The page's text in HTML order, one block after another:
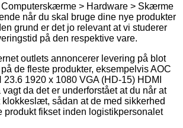
Computerskærme > Hardware > Skærme
når du skal bruge dine nye produkter
grund er det jo relevant at vi studerer
på den respektive vare.
outlets annoncerer levering på blot
de fleste produkter, eksempelvis AOC
1920 x 1080 VGA (HD-15) HDMI
da det er underforstået at du når at
klokkeslæt, sådan at de med sikkerhed
produkt fikset inden logistikpersonalet